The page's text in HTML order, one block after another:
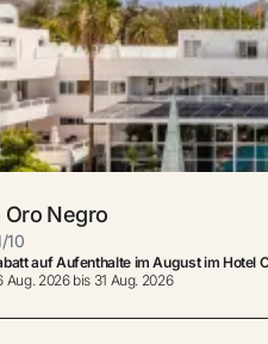
oder
Sie haben sich
Negro
/10
auf Aufenthalte im August im Hotel
Aug. 2026 bis 31 Aug. 2026